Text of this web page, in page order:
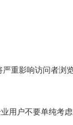
重影响访问者浏览
用户不要单纯考